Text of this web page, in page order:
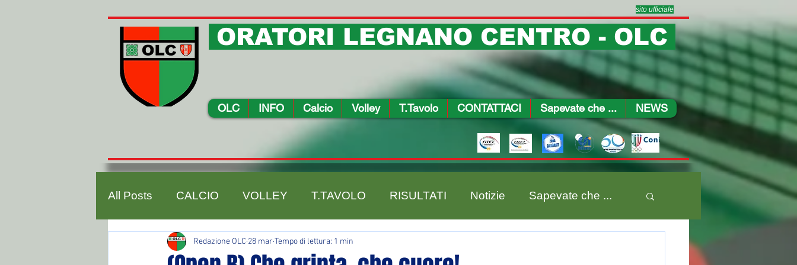
sito ufficiale
ORATORI LEGNANO CENTRO - OLC
OLC INFO Calcio Volley T.Tavolo CONTATTACI Sapevate che ... NEWS
All Posts CALCIO VOLLEY T.TAVOLO RISULTATI Notizie Sapevate che ...
Redazione OLC 28 mar Tempo di lettura: 1 min